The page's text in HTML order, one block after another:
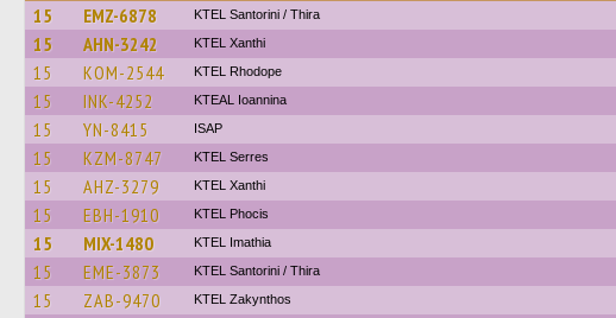
15 EMZ-6878 KTEL Santorini / Thira
15 AHN-3242 KTEL Xanthi
15 KOM-2544 KTEL Rhodope
15 INK-4252 KTEAL Ioannina
15 YN-8415 ISAP
15 KZM-8747 KTEL Serres
15 AHZ-3279 KTEL Xanthi
15 EBH-1910 ΚΤΕL Phocis
15 MIX-1480 KTEL Imathia
15 EME-3873 KTEL Santorini / Thira
15 ZAB-9470 KTEL Zakynthos